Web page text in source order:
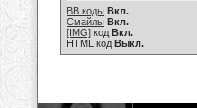
BB коды Вкл.
Смайлы Вкл.
[IMG] код Вкл.
HTML код Выкл.